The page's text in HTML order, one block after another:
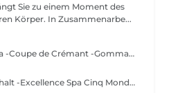
Sie zu einem Moment des
puren Wohlbefindens für Ihren Körper. In Zusammenarbe...
Summer Deal -Entrée au spa -Coupe de Crémant -Gommage complet du corps (30') -Massage du dos (20') Valable cet été jusqu'au 24/08/26 La durée de la prestation (60min) inclut l'installation et le temps de relaxation intégré à nos soins (10min).
Halbtägiger Wellnessaufenthalt -Excellence Spa Cinq Mondes Zugang zu allen Einrichtungen: Pool und Sprudelbad, Finnische Sauna, Dampfbad, Salzgrotte, Lichttherapie, Tropendusche, Ruheraum und Fitnessraum. * Kinder sind im Pool- und Whirlpoolbereich bis 12:00 Uhr erlaubt * Saunawelt textilfrei (Handtuch erlaubt), Zutritt erst ab 14 Jahren * Badebekleidung pflichtig im Pool- und Sprudelbadbereich * Bademantel, Handtuch und Badeschlappen bitte mitbringen oder vor Ort ausleihen (15 € pro Person)